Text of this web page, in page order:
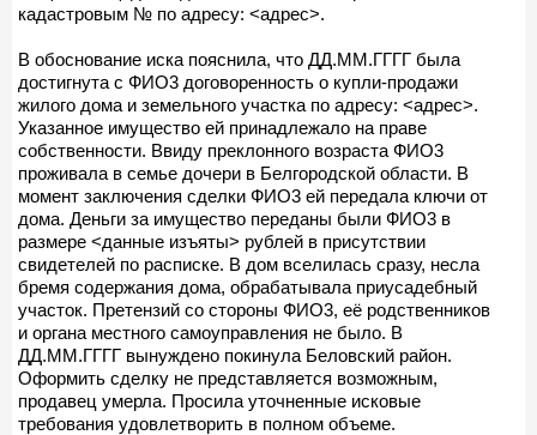
кадастровым № по адресу: <адрес>.
В обоснование иска пояснила, что ДД.ММ.ГГГГ была
достигнута с ФИО3 договоренность о купли-продажи
жилого дома и земельного участка по адресу: <адрес>.
Указанное имущество ей принадлежало на праве
собственности. Ввиду преклонного возраста ФИО3
проживала в семье дочери в Белгородской области. В
момент заключения сделки ФИО3 ей передала ключи от
дома. Деньги за имущество переданы были ФИО3 в
размере <данные изъяты> рублей в присутствии
свидетелей по расписке. В дом вселилась сразу, несла
бремя содержания дома, обрабатывала приусадебный
участок. Претензий со стороны ФИО3, её родственников
и органа местного самоуправления не было. В
ДД.ММ.ГГГГ вынуждено покинула Беловский район.
Оформить сделку не представляется возможным,
продавец умерла. Просила уточненные исковые
требования удовлетворить в полном объеме.